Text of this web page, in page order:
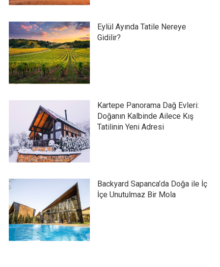
Eylül Ayında Tatile Nereye
Gidilir?
Kartepe Panorama Dağ Evleri:
Doğanın Kalbinde Ailece Kış
Tatilinin Yeni Adresi
Backyard Sapanca’da Doğa ile İç
İçe Unutulmaz Bir Mola